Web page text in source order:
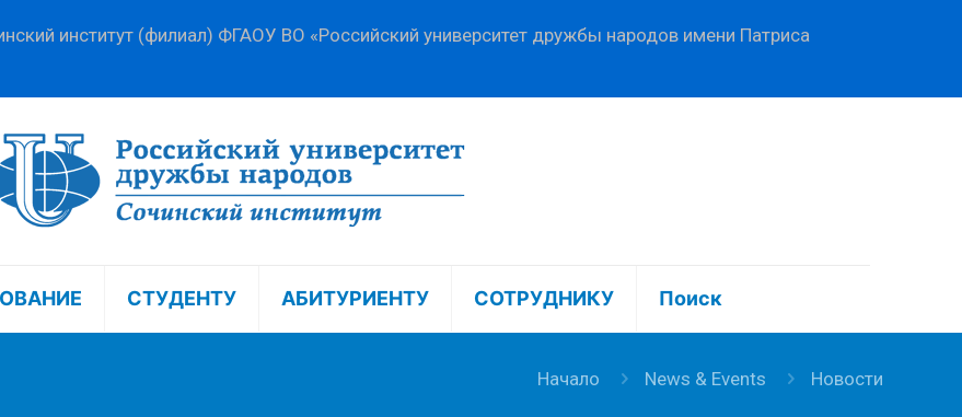
институт (филиал) ФГАОУ ВО «Российский университет дружбы народов имени Патриса
СТУДЕНТУ АБИТУРИЕНТУ СОТРУДНИКУ Поиск
Начало News & Events Новости